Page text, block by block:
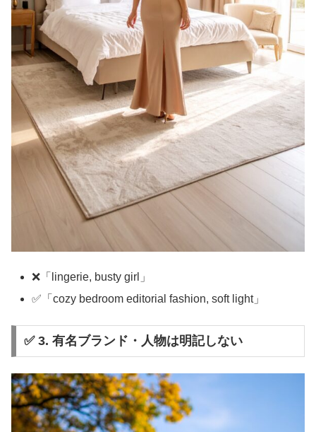
❌「lingerie, busty girl」
✅「cozy bedroom editorial fashion, soft light」
✅ 3. 有名ブランド・人物は明記しない